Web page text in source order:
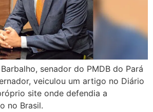
senador do PMDB do Pará
veiculou um artigo no Diário
site onde defendia a
no Brasil.